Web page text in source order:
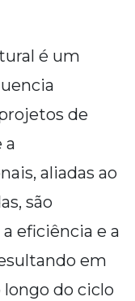
é um
de
a
aliadas ao
são
eficiência e a
em
do ciclo